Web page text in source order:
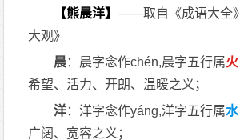
【熊晨洋】——取自《成语大全
大观》
晨：晨字念作chén,晨字五行属火
希望、活力、开朗、温暖之义；
洋：洋字念作yáng,洋字五行属水
广阔、宽容之义；